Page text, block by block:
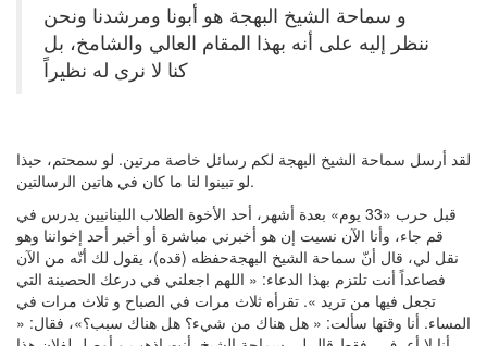
و سماحة الشيخ البهجة هو أبونا ومرشدنا ونحن
ننظر إليه على أنه بهذا المقام العالي والشامخ، بل
كنا لا نرى له نظيراً
لقد أرسل سماحة الشيخ البهجة لكم رسائل خاصة مرتين. لو سمحتم، حبذا
لو تبينوا لنا ما كان في هاتين الرسالتين.
قبل حرب «33 يوم» بعدة أشهر، أحد الأخوة الطلاب اللبنانيين يدرس في
قم جاء، وأنا الآن نسيت إن هو أخبرني مباشرة أو أخبر أحد إخواننا وهو
نقل لي، قال أنّ سماحة الشيخ البهجةحفظه (قده)، يقول لك أنّه من الآن
فصاعداً أنت تلتزم بهذا الدعاء: « اللهم اجعلني في درعك الحصينة التي
تجعل فيها من تريد ». تقرأه ثلاث مرات في الصباح و ثلاث مرات في
المساء. أنا وقتها سألت: « هل هناك من شيء؟ هل هناك سبب؟»، فقال: «